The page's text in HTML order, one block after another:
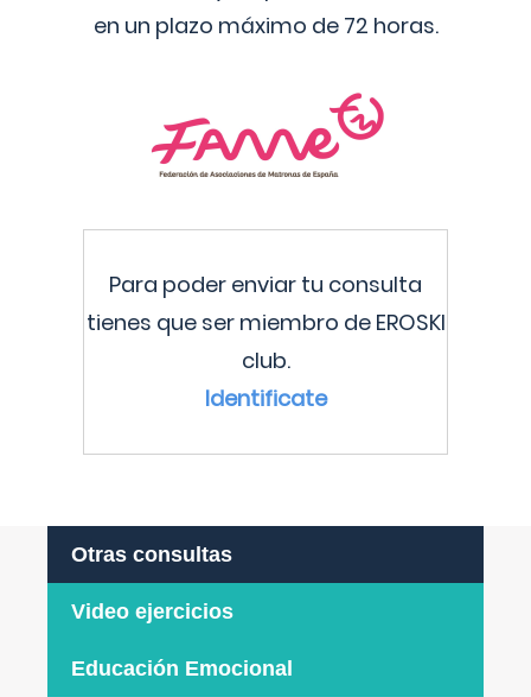
en un plazo máximo de 72 horas.
Para poder enviar tu consulta
tienes que ser miembro de EROSKI
club.
Identificate
Otras consultas
Video ejercicios
Educación Emocional